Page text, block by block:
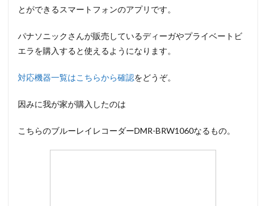
とができるスマートフォンのアプリです。
パナソニックさんが販売しているディーガやプライベートビ
エラを購入すると使えるようになります。
対応機器一覧はこちらから確認をどうぞ。
因みに我が家が購入したのは
こちらのブルーレイレコーダーDMR-BRW1060なるもの。